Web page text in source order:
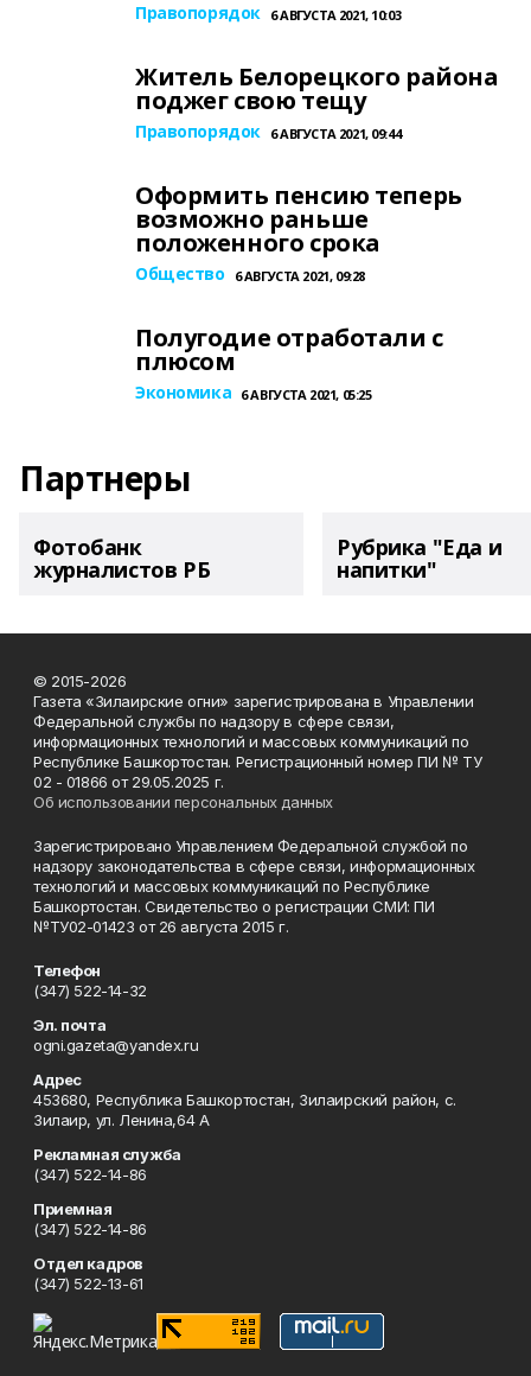
Правопорядок 6 АВГУСТА 2021, 10:03
Житель Белорецкого района
поджег свою тещу
Правопорядок 6 АВГУСТА 2021, 09:44
Оформить пенсию теперь
возможно раньше
положенного срока
Общество 6 АВГУСТА 2021, 09:28
Полугодие отработали с
плюсом
Экономика 6 АВГУСТА 2021, 05:25
Партнеры
Фотобанк
журналистов РБ
Рубрика "Еда и
напитки"
© 2015-2026
Газета «Зилаирские огни» зарегистрирована в Управлении
Федеральной службы по надзору в сфере связи,
информационных технологий и массовых коммуникаций по
Республике Башкортостан. Регистрационный номер ПИ № ТУ
02 - 01866 от 29.05.2025 г.
Об использовании персональных данных
Зарегистрировано Управлением Федеральной службой по
надзору законодательства в сфере связи, информационных
технологий и массовых коммуникаций по Республике
Башкортостан. Свидетельство о регистрации СМИ: ПИ
№ТУ02-01423 от 26 августа 2015 г.
Телефон
(347) 522-14-32
Эл. почта
ogni.gazeta@yandex.ru
Адрес
453680, Республика Башкортостан, Зилаирский район, с.
Зилаир, ул. Ленина,64 А
Рекламная служба
(347) 522-14-86
Приемная
(347) 522-14-86
Отдел кадров
(347) 522-13-61